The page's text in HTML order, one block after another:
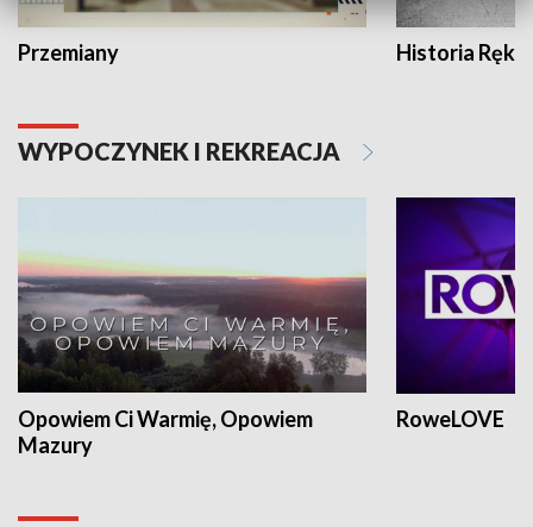
Przemiany Historia Ręką
WYPOCZYNEK I REKREACJA
Opowiem Ci Warmię, Opowiem
Mazury
RoweLOVE